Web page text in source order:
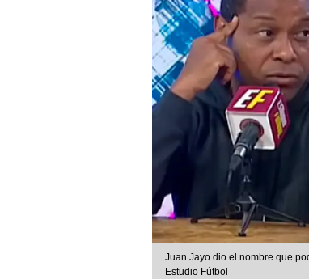
Juan Jayo dio el nombre que
Estudio Fútbol